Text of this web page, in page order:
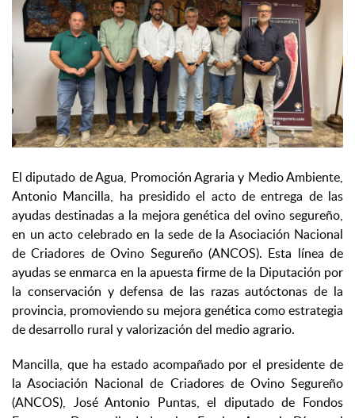
El diputado de Agua, Promoción Agraria y Medio Ambiente,
Antonio Mancilla, ha presidido el acto de entrega de las
ayudas destinadas a la mejora genética del ovino segureño,
en un acto celebrado en la sede de la Asociación Nacional
de Criadores de Ovino Segureño (ANCOS). Esta línea de
ayudas se enmarca en la apuesta firme de la Diputación por
la conservación y defensa de las razas autóctonas de la
provincia, promoviendo su mejora genética como estrategia
de desarrollo rural y valorización del medio agrario.
Mancilla, que ha estado acompañado por el presidente de
la Asociación Nacional de Criadores de Ovino Segureño
(ANCOS), José Antonio Puntas, el diputado de Fondos